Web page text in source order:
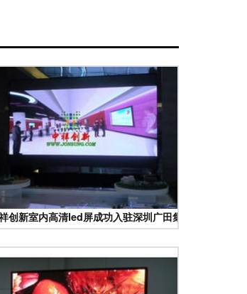
创新室内高清led屏成功入驻深圳广田集团